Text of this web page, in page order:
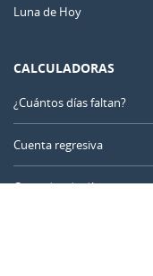
Luna de Hoy
CALCULADORAS
¿Cuántos días faltan?
Cuenta regresiva
Contador de días